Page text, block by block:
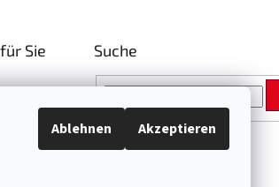
Ablehnen Akzeptieren
Sie Suche